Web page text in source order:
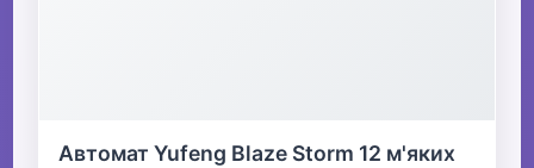
Автомат Yufeng Blaze Storm 12 м'яких